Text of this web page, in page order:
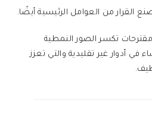
القرار من العوامل الرئيسية أيضًا.
تكسر الصور النمطية
أدوار غير تقليدية والتي تعزز